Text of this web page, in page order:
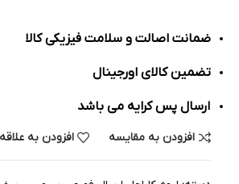
ضمانت اصالت و سلامت فیزیکی کالا
تضمین کالای اورجینال
ارسال پس کرایه می باشد
افزودن به مقایسه افزودن به